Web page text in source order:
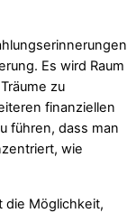
Es wird Raum
zu
finanziellen
führen, dass man
wie
die Möglichkeit,